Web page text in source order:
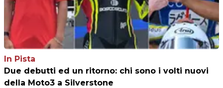
In Pista
Due debutti ed un ritorno: chi sono i volti nuovi
della Moto3 a Silverstone